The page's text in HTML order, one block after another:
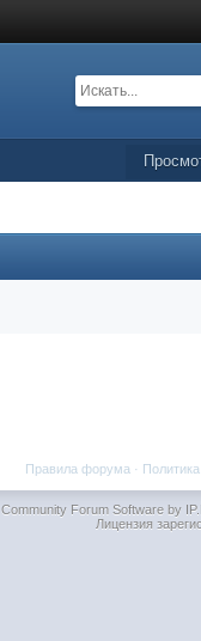
Правила форума ·
Community Forum Software by
Лицензия